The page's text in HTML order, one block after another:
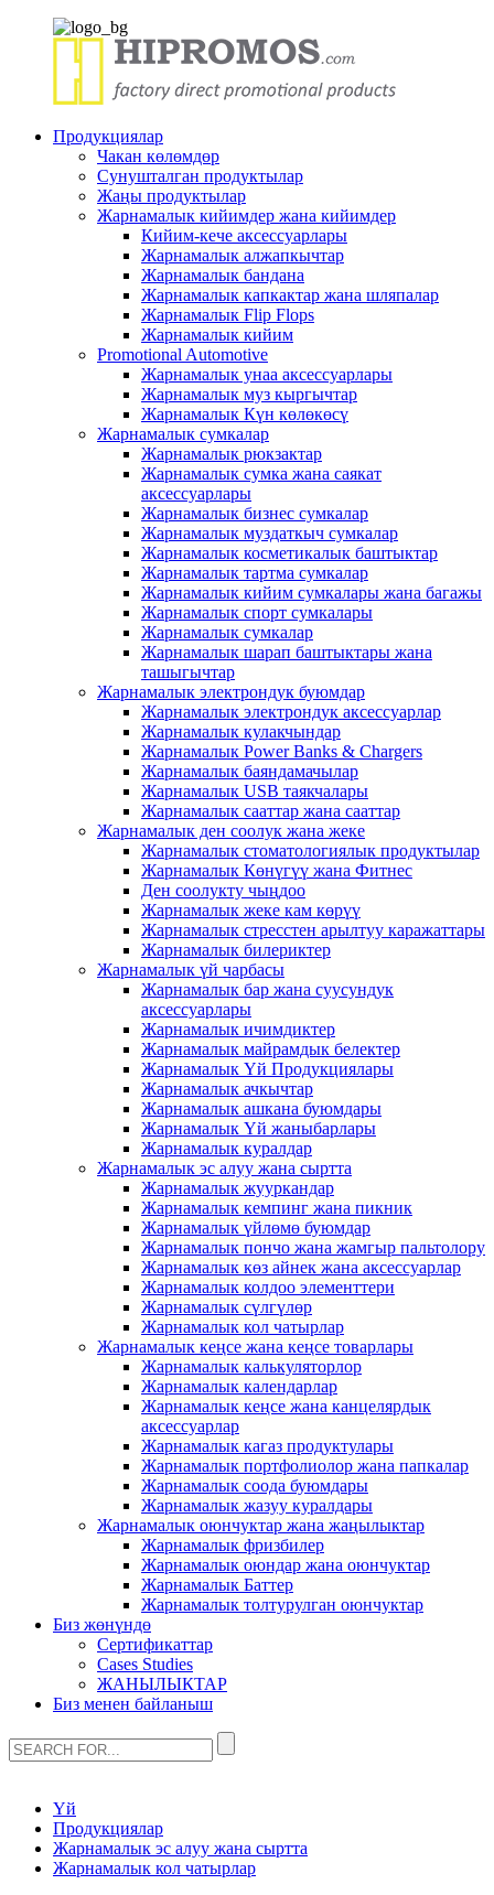
Продукциялар
Чакан көлөмдөр
Сунушталган продуктылар
Жаңы продуктылар
Жарнамалык кийимдер жана кийимдер
Кийим-кече аксессуарлары
Жарнамалык алжапкычтар
Жарнамалык бандана
Жарнамалык капкактар ​​жана шляпалар
Жарнамалык Flip Flops
Жарнамалык кийим
Promotional Automotive
Жарнамалык унаа аксессуарлары
Жарнамалык муз кыргычтар
Жарнамалык Күн көлөкөсү
Жарнамалык сумкалар
Жарнамалык рюкзактар
Жарнамалык сумка жана саякат
аксессуарлары
Жарнамалык бизнес сумкалар
Жарнамалык муздаткыч сумкалар
Жарнамалык косметикалык баштыктар
Жарнамалык тартма сумкалар
Жарнамалык кийим сумкалары жана багажы
Жарнамалык спорт сумкалары
Жарнамалык сумкалар
Жарнамалык шарап баштыктары жана
ташыгычтар
Жарнамалык электрондук буюмдар
Жарнамалык электрондук аксессуарлар
Жарнамалык кулакчындар
Жарнамалык Power Banks & Chargers
Жарнамалык баяндамачылар
Жарнамалык USB таякчалары
Жарнамалык сааттар жана сааттар
Жарнамалык ден соолук жана жеке
Жарнамалык стоматологиялык продуктылар
Жарнамалык Көнүгүү жана Фитнес
Ден соолукту чыңдоо
Жарнамалык жеке кам көрүү
Жарнамалык стресстен арылтуу каражаттары
Жарнамалык билериктер
Жарнамалык үй чарбасы
Жарнамалык бар жана суусундук
аксессуарлары
Жарнамалык ичимдиктер
Жарнамалык майрамдык белектер
Жарнамалык Үй Продукциялары
Жарнамалык ачкычтар
Жарнамалык ашкана буюмдары
Жарнамалык Үй жаныбарлары
Жарнамалык куралдар
Жарнамалык эс алуу жана сыртта
Жарнамалык жууркандар
Жарнамалык кемпинг жана пикник
Жарнамалык үйлөмө буюмдар
Жарнамалык пончо жана жамгыр пальтолору
Жарнамалык көз айнек жана аксессуарлар
Жарнамалык колдоо элементтери
Жарнамалык сүлгүлөр
Жарнамалык кол чатырлар
Жарнамалык кеңсе жана кеңсе товарлары
Жарнамалык калькуляторлор
Жарнамалык календарлар
Жарнамалык кеңсе жана канцелярдык
аксессуарлар
Жарнамалык кагаз продуктулары
Жарнамалык портфолиолор жана папкалар
Жарнамалык соода буюмдары
Жарнамалык жазуу куралдары
Жарнамалык оюнчуктар жана жаңылыктар
Жарнамалык фризбилер
Жарнамалык оюндар жана оюнчуктар
Жарнамалык Баттер
Жарнамалык толтурулган оюнчуктар
Биз жөнүндө
Сертификаттар
Cases Studies
ЖАНЫЛЫКТАР
Биз менен байланыш
Үй
Продукциялар
Жарнамалык эс алуу жана сыртта
Жарнамалык кол чатырлар